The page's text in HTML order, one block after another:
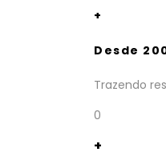
+
Desde
Trazendo
0
+